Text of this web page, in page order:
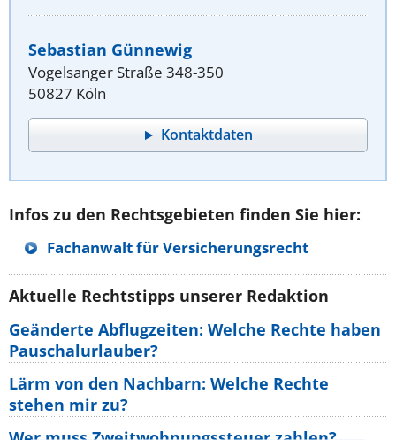
Sebastian Günnewig
Vogelsanger Straße 348-350
50827 Köln
Kontaktdaten
Infos zu den Rechtsgebieten finden Sie hier:
Fachanwalt für Versicherungsrecht
Aktuelle Rechtstipps unserer Redaktion
Geänderte Abflugzeiten: Welche Rechte haben
Pauschalurlauber?
Lärm von den Nachbarn: Welche Rechte
stehen mir zu?